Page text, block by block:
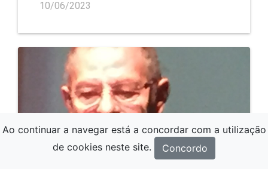
10/06/2023
Ao continuar a navegar está a concordar com a utilização
de cookies neste site.
Concordo